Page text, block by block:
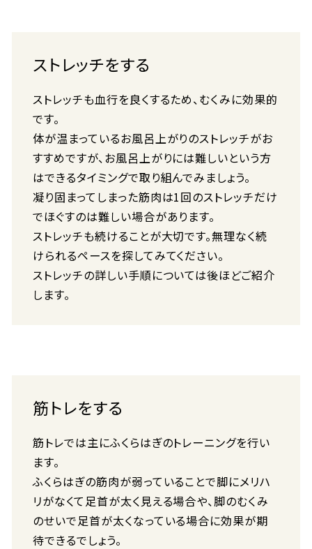
ストレッチをする
ストレッチも血行を良くするため、むくみに効果的
です。
体が温まっているお風呂上がりのストレッチがお
すすめですが、お風呂上がりには難しいという方
はできるタイミングで取り組んでみましょう。
凝り固まってしまった筋肉は1回のストレッチだけ
でほぐすのは難しい場合があります。
ストレッチも続けることが大切です。無理なく続
けられるペースを探してみてください。
ストレッチの詳しい手順については後ほどご紹介
します。
筋トレをする
筋トレでは主にふくらはぎのトレーニングを行い
ます。
ふくらはぎの筋肉が弱っていることで脚にメリハ
リがなくて足首が太く見える場合や、脚のむくみ
のせいで足首が太くなっている場合に効果が期
待できるでしょう。